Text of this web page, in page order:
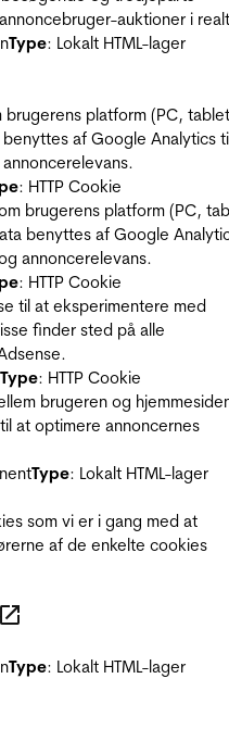
auktioner i
Type: Lokalt HTML-lager
brugerens platform (PC,
af Google Analytics
: HTTP Cookie
brugerens platform (PC,
benyttes af Google
annoncerelevans.
: HTTP Cookie
til at eksperimentere med
finder sted på alle
Type: HTTP Cookie
brugeren og
at optimere annoncernes
Type: Lokalt HTML-lager
som vi er i gang med at
af de enkelte cookies
Type: Lokalt HTML-lager